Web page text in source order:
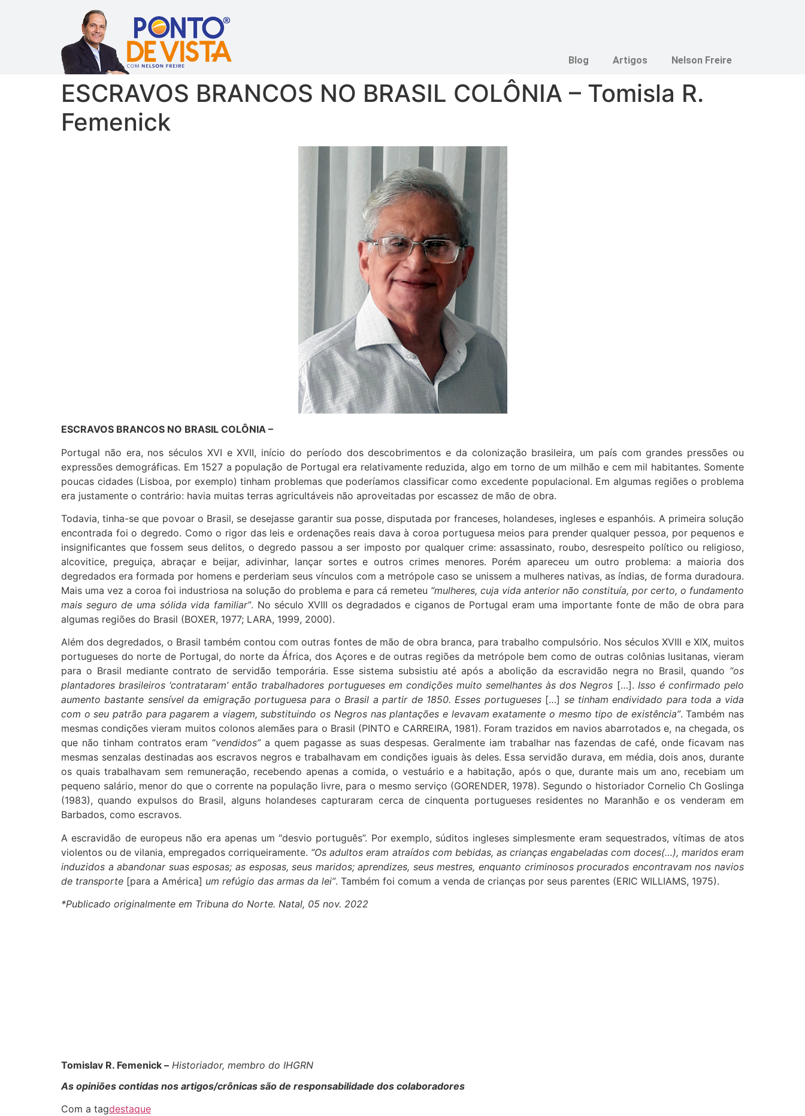
Blog Artigos Nelson Freire
ESCRAVOS BRANCOS NO BRASIL COLÔNIA – Tomisla R.
Femenick
ESCRAVOS BRANCOS NO BRASIL COLÔNIA –
Portugal não era, nos séculos XVI e XVII, início do período dos descobrimentos e da colonização brasileira, um país com grandes pressões ou
expressões demográficas. Em 1527 a população de Portugal era relativamente reduzida, algo em torno de um milhão e cem mil habitantes. Somente
poucas cidades (Lisboa, por exemplo) tinham problemas que poderíamos classificar como excedente populacional. Em algumas regiões o problema
era justamente o contrário: havia muitas terras agricultáveis não aproveitadas por escassez de mão de obra.
Todavia, tinha-se que povoar o Brasil, se desejasse garantir sua posse, disputada por franceses, holandeses, ingleses e espanhóis. A primeira solução
encontrada foi o degredo. Como o rigor das leis e ordenações reais dava à coroa portuguesa meios para prender qualquer pessoa, por pequenos e
insignificantes que fossem seus delitos, o degredo passou a ser imposto por qualquer crime: assassinato, roubo, desrespeito político ou religioso,
alcovitice, preguiça, abraçar e beijar, adivinhar, lançar sortes e outros crimes menores. Porém apareceu um outro problema: a maioria dos
degredados era formada por homens e perderiam seus vínculos com a metrópole caso se unissem a mulheres nativas, as índias, de forma duradoura.
Mais uma vez a coroa foi industriosa na solução do problema e para cá remeteu “mulheres, cuja vida anterior não constituía, por certo, o fundamento
mais seguro de uma sólida vida familiar”. No século XVIII os degradados e ciganos de Portugal eram uma importante fonte de mão de obra para
algumas regiões do Brasil (BOXER, 1977; LARA, 1999, 2000).
Além dos degredados, o Brasil também contou com outras fontes de mão de obra branca, para trabalho compulsório. Nos séculos XVIII e XIX, muitos
portugueses do norte de Portugal, do norte da África, dos Açores e de outras regiões da metrópole bem como de outras colônias lusitanas, vieram
para o Brasil mediante contrato de servidão temporária. Esse sistema subsistiu até após a abolição da escravidão negra no Brasil, quando “os
plantadores brasileiros ‘contrataram’ então trabalhadores portugueses em condições muito semelhantes às dos Negros […]. Isso é confirmado pelo
aumento bastante sensível da emigração portuguesa para o Brasil a partir de 1850. Esses portugueses […] se tinham endividado para toda a vida
com o seu patrão para pagarem a viagem, substituindo os Negros nas plantações e levavam exatamente o mesmo tipo de existência”. Também nas
mesmas condições vieram muitos colonos alemães para o Brasil (PINTO e CARREIRA, 1981). Foram trazidos em navios abarrotados e, na chegada, os
que não tinham contratos eram “vendidos”a quem pagasse as suas despesas. Geralmente iam trabalhar nas fazendas de café, onde ficavam nas
mesmas senzalas destinadas aos escravos negros e trabalhavam em condições iguais às deles. Essa servidão durava, em média, dois anos, durante
os quais trabalhavam sem remuneração, recebendo apenas a comida, o vestuário e a habitação, após o que, durante mais um ano, recebiam um
pequeno salário, menor do que o corrente na população livre, para o mesmo serviço (GORENDER, 1978). Segundo o historiador Cornelio Ch Goslinga
(1983), quando expulsos do Brasil, alguns holandeses capturaram cerca de cinquenta portugueses residentes no Maranhão e os venderam em
Barbados, como escravos.
A escravidão de europeus não era apenas um “desvio português”. Por exemplo, súditos ingleses simplesmente eram sequestrados, vítimas de atos
violentos ou de vilania, empregados corriqueiramente. “Os adultos eram atraídos com bebidas, as crianças engabeladas com doces(…), maridos eram
induzidos a abandonar suas esposas; as esposas, seus maridos; aprendizes, seus mestres, enquanto criminosos procurados encontravam nos navios
de transporte [para a América] um refúgio das armas da lei”. Também foi comum a venda de crianças por seus parentes (ERIC WILLIAMS, 1975).
*Publicado originalmente em Tribuna do Norte. Natal, 05 nov. 2022
Tomislav R. Femenick – Historiador, membro do IHGRN
As opiniões contidas nos artigos/crônicas são de responsabilidade dos colaboradores
Com a tagdestaque